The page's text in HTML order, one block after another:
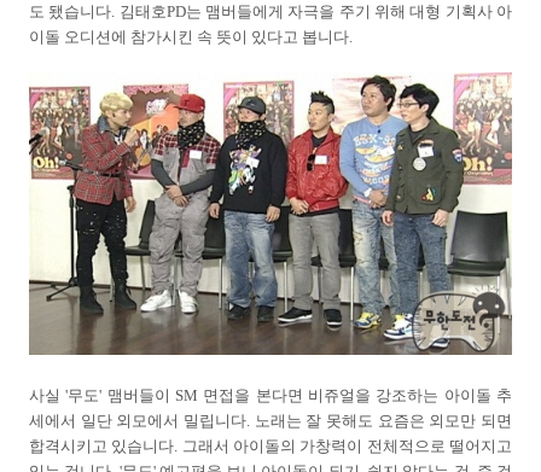
도 됐습니다. 김태호PD는 맴버들에게 자극을 주기 위해 대형 기획사 아
이돌 오디션에 참가시킨 속 뜻이 있다고 봅니다.
사실 '무도' 맴버들이 SM 면접을 본다면 비쥬얼을 강조하는 아이돌 추
세에서 일단 외모에서 밀립니다. 노래는 잘 못해도 요즘은 외모만 되면
합격시키고 있습니다. 그래서 아이돌의 가창력이 전체적으로 떨어지고